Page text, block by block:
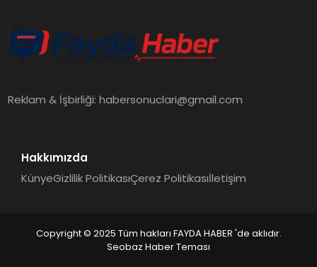
Reklam & İşbirliği:habersonuclari@gmail.com
Hakkımızda
KünyeGizlilik PolitikasıÇerez Politikasıİletişim
Copyright © 2025 Tüm hakları FAYDA HABER 'de aklıdır.
Seobaz Haber Teması